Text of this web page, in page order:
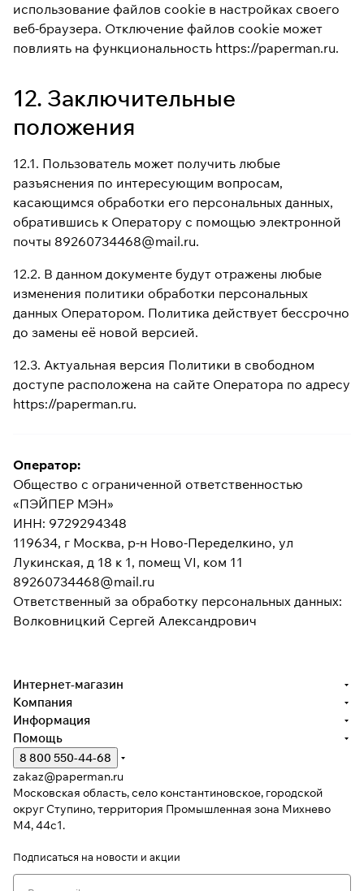
использование файлов cookie в настройках своего
веб-браузера. Отключение файлов cookie может
повлиять на функциональность https://paperman.ru.
12. Заключительные
положения
12.1. Пользователь может получить любые
разъяснения по интересующим вопросам,
касающимся обработки его персональных данных,
обратившись к Оператору с помощью электронной
почты 89260734468@mail.ru.
12.2. В данном документе будут отражены любые
изменения политики обработки персональных
данных Оператором. Политика действует бессрочно
до замены её новой версией.
12.3. Актуальная версия Политики в свободном
доступе расположена на сайте Оператора по адресу
https://paperman.ru.
Оператор:
Общество с ограниченной ответственностью
«ПЭЙПЕР МЭН»
ИНН: 9729294348
119634, г Москва, р-н Ново-Переделкино, ул
Лукинская, д 18 к 1, помещ VI, ком 11
89260734468@mail.ru
Ответственный за обработку персональных данных:
Волковницкий Сергей Александрович
Интернет-магазин
Компания
Информация
Помощь
8 800 550-44-68
zakaz@paperman.ru
Московская область, село константиновское, городской
округ Ступино, территория Промышленная зона Михнево
М4, 44с1.
Подписаться на новости и акции